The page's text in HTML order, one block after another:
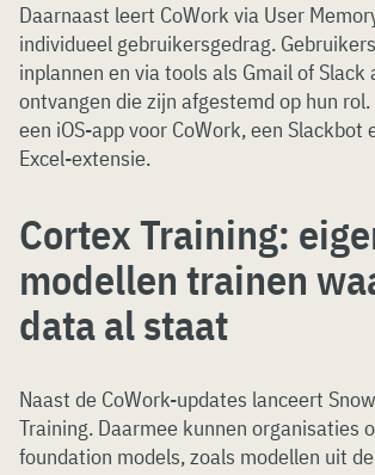
Daarnaast leert CoWork via User
individueel gebruikersgedrag.
inplannen en via tools als Gmail of Slack
ontvangen die zijn afgestemd op hun
een iOS-app voor CoWork, een Slackbot
Excel-extensie.
Cortex Training:
modellen trainen
data al staat
Naast de CoWork-updates lanceert
Training. Daarmee kunnen organisaties
foundation models, zoals modellen uit